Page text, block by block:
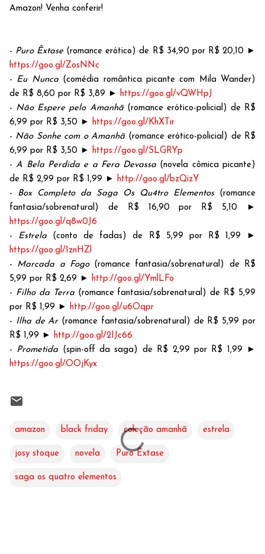
Amazon! Venha conferir!
- Puro Êxtase(romance erótico) de R$ 34,90 por R$ 20,10 ►
https://goo.gl/ZosNNc
- Eu Nunca(comédia romântica picante com Mila Wander)
de R$ 8,60 por R$ 3,89 ► https://goo.gl/vQWHpJ
- Não Espere pelo Amanhã (romance erótico-policial) de R$
6,99 por R$ 3,50 ► https://goo.gl/KhXTir
- Não Sonhe com o Amanhã (romance erótico-policial) de R$
6,99 por R$ 3,50 ► https://goo.gl/SLGRYp
-A Bela Perdida e a Fera Devassa (novela cômica picante)
de R$ 2,99 por R$ 1,99 ► http://goo.gl/bzQizY
- Box Completo da Saga Os Qu4tro Elementos(romance
fantasia/sobrenatural) de R$ 16,90 por R$ 5,10
►
https://goo.gl/q8w0J6
- Estrela (conto de fadas) de R$ 5,99 por R$ 1,99
►
https://goo.gl/1znHZl
- Marcada a Fogo(romance fantasia/sobrenatural) de R$
5,99 por R$ 2,69 ► http://goo.gl/YmlLFo
- Filho da Terra(romance fantasia/sobrenatural) de R$ 5,99
por R$ 1,99 ► http://goo.gl/u6Oqpr
- Ilha de Ar (romance fantasia/sobrenatural) de R$ 5,99 por
R$ 1,99 ► http://goo.gl/2IJc66
- Prometida (spin-off da saga) de R$ 2,99 por R$ 1,99
►
https://goo.gl/OOjKyx
amazon black friday coleção amanhã estrela
josy stoque novela Puro Êxtase
saga os quatro elementos